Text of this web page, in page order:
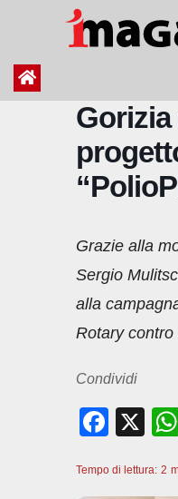
contenuto
Grazie alla
Sergio
alla
Rotary
Condividi
F
c
X
Tempo di lettura: 2